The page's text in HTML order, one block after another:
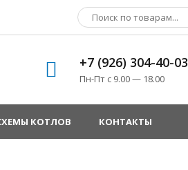
+7 (926) 304-40-03
Пн-Пт с 9.00 — 18.00
КОТЛОВ КОНТАКТЫ